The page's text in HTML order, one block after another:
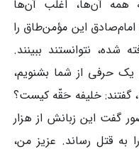
همه آن‌ها، اغلب آن‌ها
امام‌صادق این مؤمن‌طاق را
نتوانستند ببینند.
یک حرفی از شما بشنویم،
گفتند: خلیفه حَقّه کیست؟
گفت این زبانش از هزار
به قتل رساند. عزیز من،